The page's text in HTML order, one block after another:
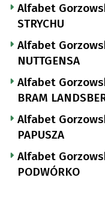
Alfabet
STRYCHU
Alfabet
NUTTGENSA
Alfabet
BRAM
Alfabet
PAPUSZA
Alfabet
PODWÓRKO